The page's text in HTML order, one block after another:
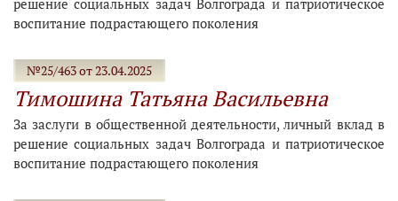
решение социальных задач Волгограда и патриотическое
воспитание подрастающего поколения
№25/463 от 23.04.2025
Тимошина Татьяна Васильевна
За заслуги в общественной деятельности, личный вклад в
решение социальных задач Волгограда и патриотическое
воспитание подрастающего поколения